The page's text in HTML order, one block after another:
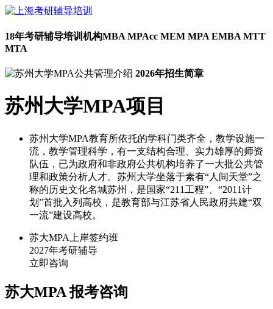
18年考研辅导培训机构MBA MPAcc MEM MPA EMBA MTT
MTA
2026年招生简章
苏州大学MPA项目
苏州大学MPA教育所依托的学科门类齐全，教学设施一
流，教学管理科学，有一支结构合理、实力雄厚的师资
队伍，已为政府和非政府公共机构培养了一大批公共管
理和政策分析人才。苏州大学坐落于素有“人间天堂”之
称的历史文化名城苏州，是国家“211工程”、“2011计
划”首批入列高校，是教育部与江苏省人民政府共建“双
一流”建设高校。
苏大MPA上岸签约班
2027年考研辅导
立即咨询
苏大MPA 报考咨询